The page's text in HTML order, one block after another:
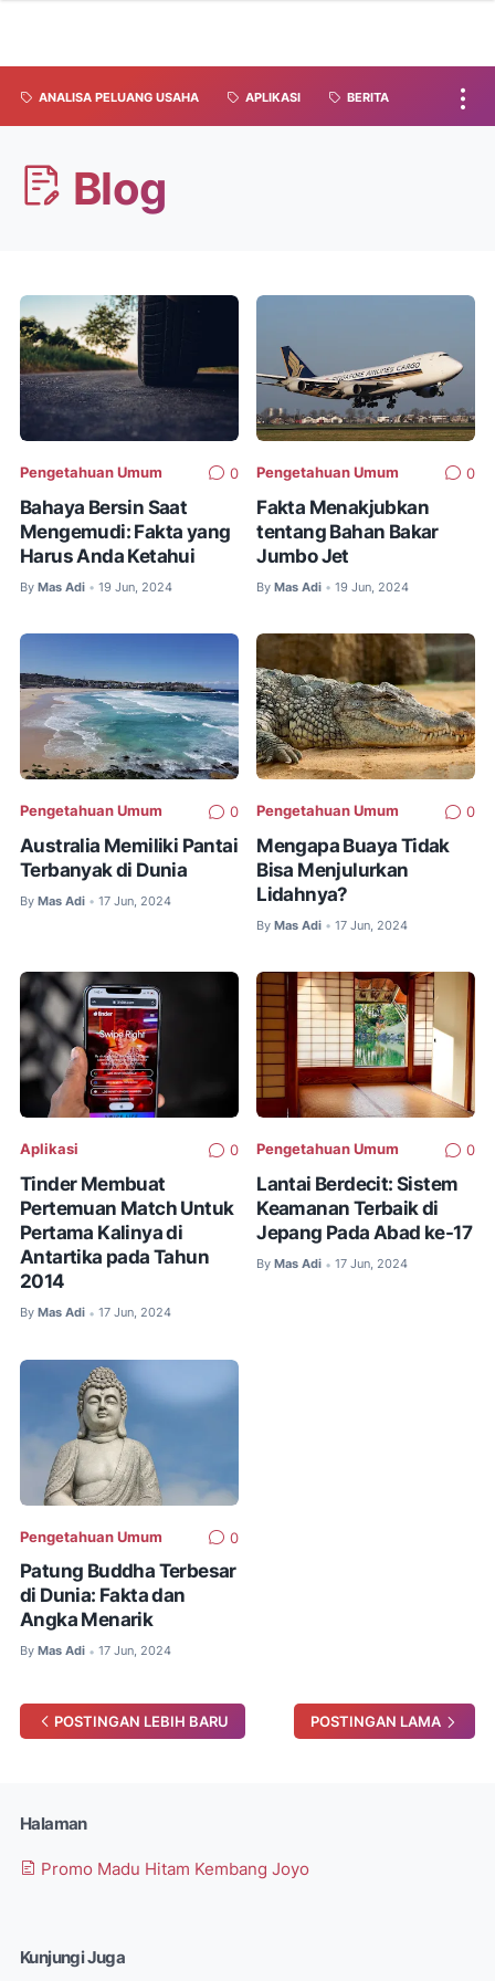
ANALISA PELUANG USAHA APLIKASI BERITA
Blog
Pengetahuan Umum 0
Bahaya Bersin Saat
Mengemudi: Fakta yang
Harus Anda Ketahui
By Mas Adi • 19 Jun, 2024
Pengetahuan Umum 0
Fakta Menakjubkan
tentang Bahan Bakar
Jumbo Jet
By Mas Adi • 19 Jun, 2024
Pengetahuan Umum 0
Australia Memiliki Pantai
Terbanyak di Dunia
By Mas Adi • 17 Jun, 2024
Pengetahuan Umum 0
Mengapa Buaya Tidak
Bisa Menjulurkan
Lidahnya?
By Mas Adi • 17 Jun, 2024
Aplikasi 0
Tinder Membuat
Pertemuan Match Untuk
Pertama Kalinya di
Antartika pada Tahun
2014
By Mas Adi • 17 Jun, 2024
Pengetahuan Umum 0
Lantai Berdecit: Sistem
Keamanan Terbaik di
Jepang Pada Abad ke-17
By Mas Adi • 17 Jun, 2024
Pengetahuan Umum 0
Patung Buddha Terbesar
di Dunia: Fakta dan
Angka Menarik
By Mas Adi • 17 Jun, 2024
POSTINGAN LEBIH BARU POSTINGAN LAMA
Halaman
Promo Madu Hitam Kembang Joyo
Kunjungi Juga